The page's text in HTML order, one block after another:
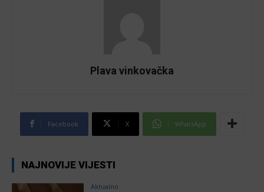
Plava vinkovačka
Facebook X WhatsApp
NAJNOVIJE VIJESTI
Aktualno